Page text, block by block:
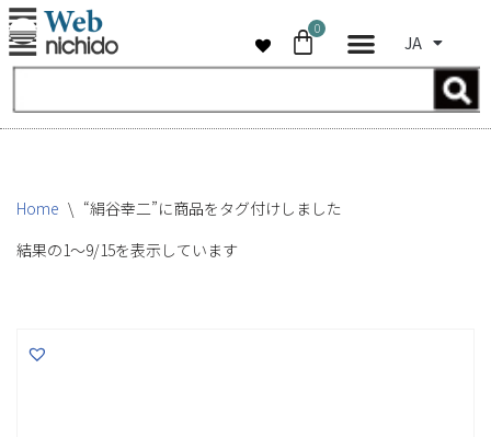
コ
テ
ス
キ
0
JA
Home \ “絹谷幸二”に商品をタグ付けしました
結果の1～9/15を表示しています